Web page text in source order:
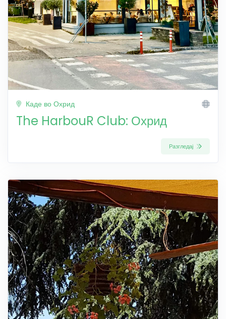
Каде во Охрид
The HarbouR Club: Охрид
Разгледај